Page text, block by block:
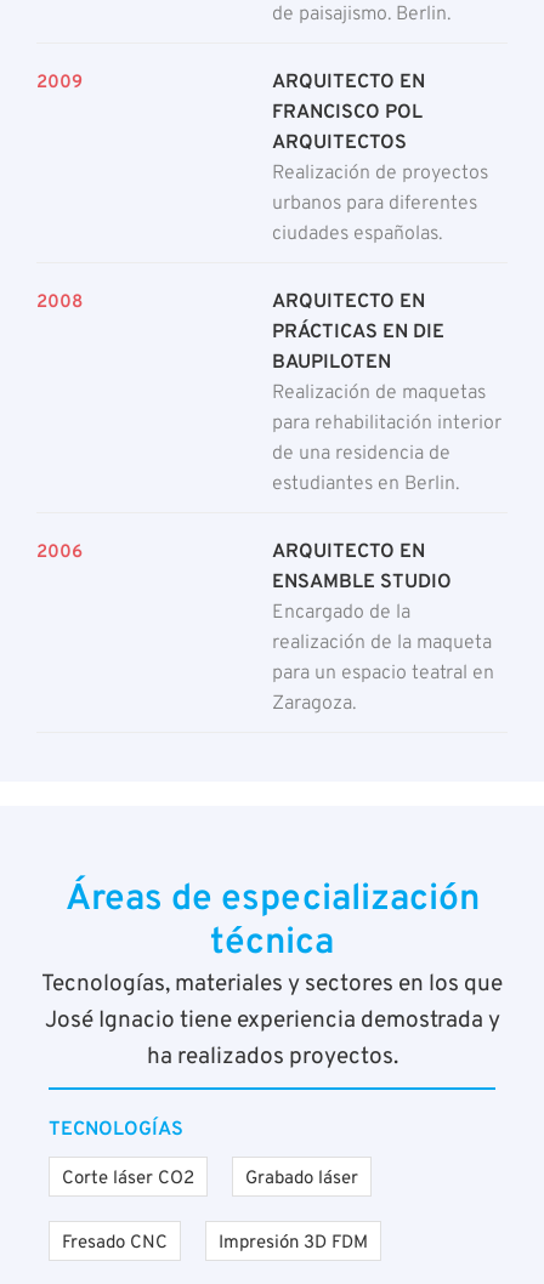
de paisajismo. Berlin.
2009
ARQUITECTO EN
FRANCISCO POL
ARQUITECTOS
Realización de proyectos
urbanos para diferentes
ciudades españolas.
2008
ARQUITECTO EN
PRÁCTICAS EN DIE
BAUPILOTEN
Realización de maquetas
para rehabilitación interior
de una residencia de
estudiantes en Berlin.
2006
ARQUITECTO EN
ENSAMBLE STUDIO
Encargado de la
realización de la maqueta
para un espacio teatral en
Zaragoza.
Áreas de especialización
técnica
Tecnologías, materiales y sectores en los que
José Ignacio tiene experiencia demostrada y
ha realizados proyectos.
TECNOLOGÍAS
Corte láser CO2 Grabado láser
Fresado CNC Impresión 3D FDM